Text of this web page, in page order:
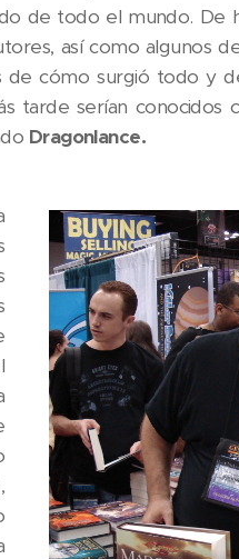
de todo el mundo. De
así como algunos
de cómo surgió todo y
tarde serían conocidos
Dragonlance.